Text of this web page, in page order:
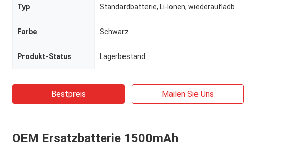
Typ
Farbe Schwarz
Produkt-Status Lagerbestand
Bestpreis Mailen Sie Uns
OEM Ersatzbatterie 1500mAh